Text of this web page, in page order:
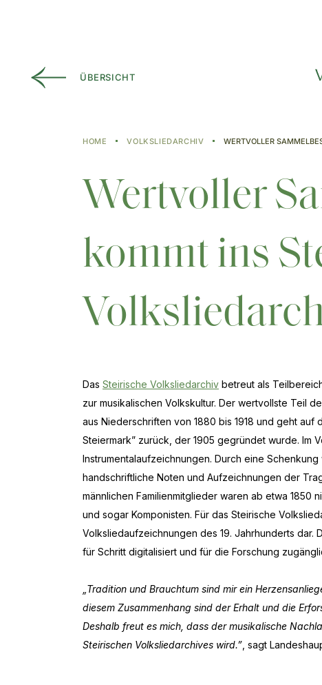
ÜBERSICHT
HOME VOLKSLIEDARCHIV WERTVOLLER
Wertvoller
kommt ins
Das Steirische Volksliedarchiv betreut als
zur musikalischen Volkskultur. Der wertvollste Teil
aus Niederschriften von 1880 bis 1918 und geht auf
Steiermark” zurück, der 1905 gegründet wurde. Im
Instrumentalaufzeichnungen. Durch eine
handschriftliche Noten und Aufzeichnungen der
männlichen Familienmitglieder waren ab etwa 1850
und sogar Komponisten. Für das Steirische
Volksliedaufzeichnungen des 19. Jahrhunderts dar.
für Schritt digitalisiert und für die Forschung
„Tradition und Brauchtum sind mir ein
diesem Zusammenhang sind der Erhalt und die
Deshalb freut es mich, dass der musikalische
Steirischen Volksliedarchives wird.” , sagt